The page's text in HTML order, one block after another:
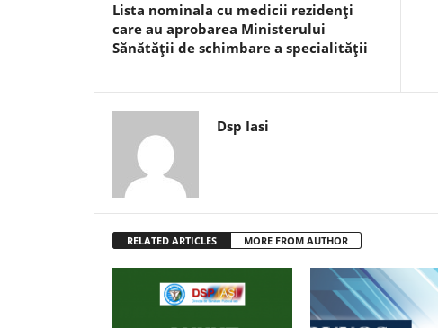
Lista nominala cu medicii rezidenţi
care au aprobarea Ministerului
Sănătăţii de schimbare a specialităţii
Dsp Iasi
RELATED ARTICLES MORE FROM AUTHOR